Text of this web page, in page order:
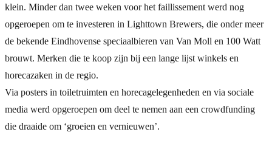
klein. Minder dan twee weken voor het faillissement werd nog
opgeroepen om te investeren in Lighttown Brewers, die onder meer
de bekende Eindhovense speciaalbieren van Van Moll en 100 Watt
brouwt. Merken die te koop zijn bij een lange lijst winkels en
horecazaken in de regio.
Via posters in toiletruimten en horecagelegenheden en via sociale
media werd opgeroepen om deel te nemen aan een crowdfunding
die draaide om ‘groeien en vernieuwen’.